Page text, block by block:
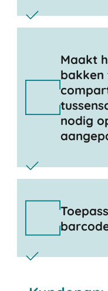
Maakt
bakken
nodig